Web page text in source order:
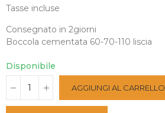
Tasse incluse
Consegnato in 2giorni
Boccola cementata 60-70-110 liscia
Disponibile
AGGIUNGI AL CARRELLO